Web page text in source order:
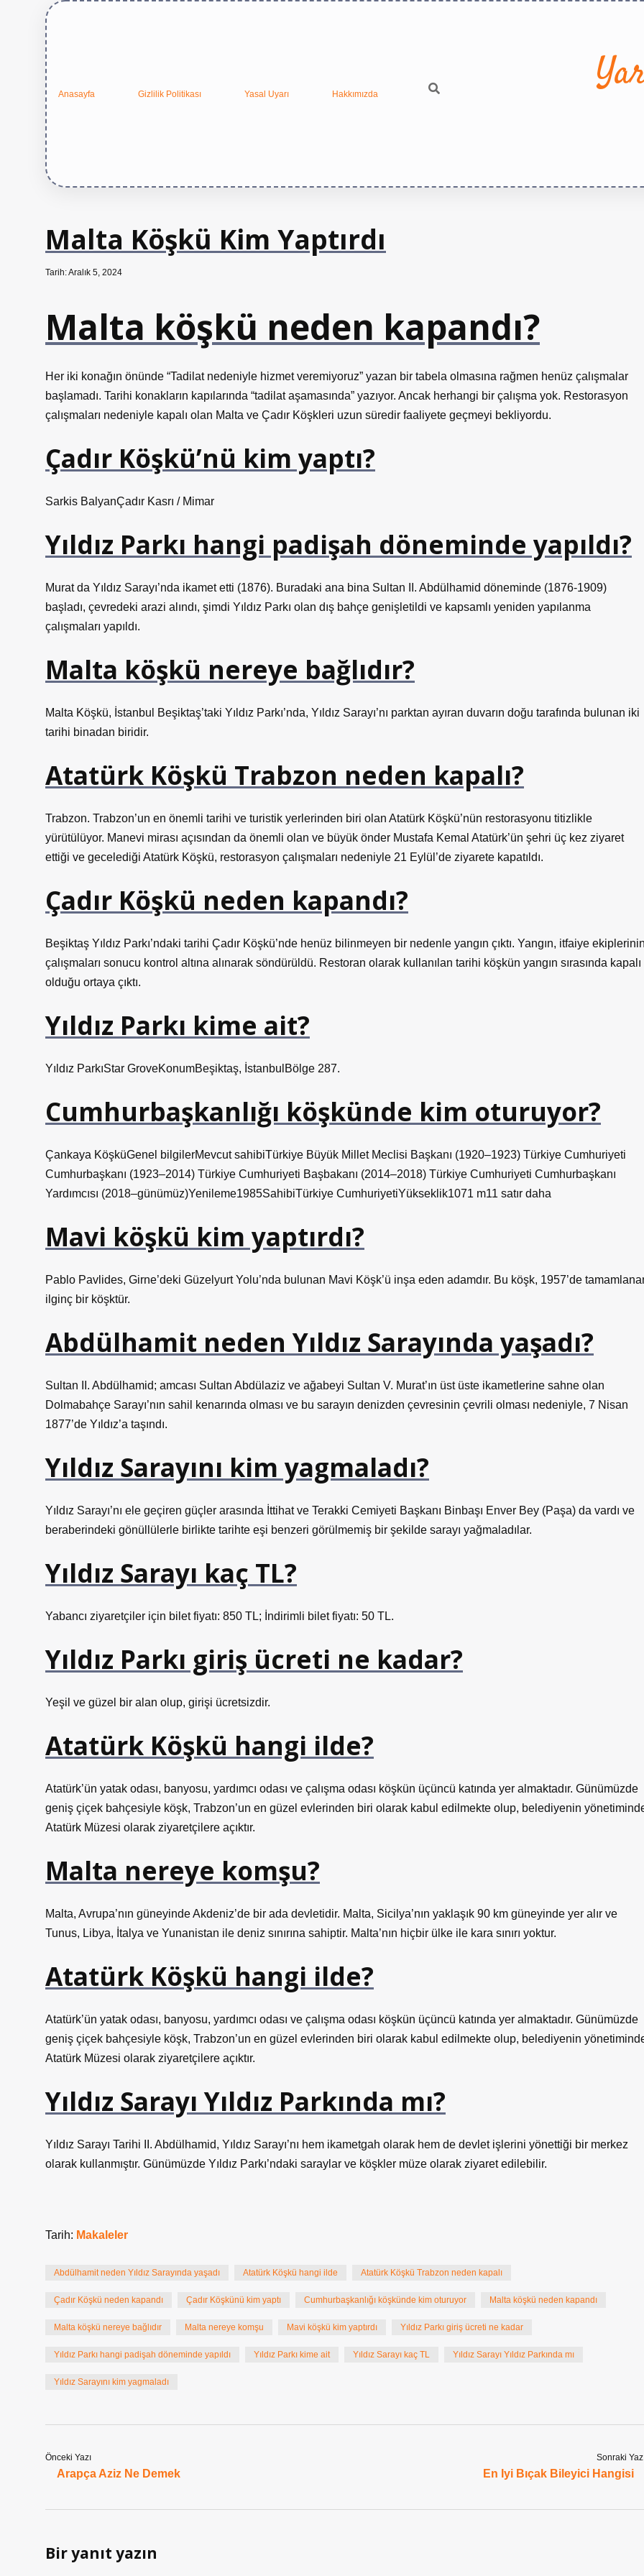
Anasayfa Gizlilik Politikası Yasal Uyarı Hakkımızda
Malta Köşkü Kim Yaptırdı
Tarih: Aralık 5, 2024
Malta köşkü neden kapandı?
Her iki konağın önünde “Tadilat nedeniyle hizmet veremiyoruz” yazan bir tabela olmasına rağmen henüz çalışmalar
başlamadı. Tarihi konakların kapılarında “tadilat aşamasında” yazıyor. Ancak herhangi bir çalışma yok. Restorasyon
çalışmaları nedeniyle kapalı olan Malta ve Çadır Köşkleri uzun süredir faaliyete geçmeyi bekliyordu.
Çadır Köşkü’nü kim yaptı?
Sarkis BalyanÇadır Kasrı / Mimar
Yıldız Parkı hangi padişah döneminde yapıldı?
Murat da Yıldız Sarayı’nda ikamet etti (1876). Buradaki ana bina Sultan II. Abdülhamid döneminde (1876-1909)
başladı, çevredeki arazi alındı, şimdi Yıldız Parkı olan dış bahçe genişletildi ve kapsamlı yeniden yapılanma
çalışmaları yapıldı.
Malta köşkü nereye bağlıdır?
Malta Köşkü, İstanbul Beşiktaş’taki Yıldız Parkı’nda, Yıldız Sarayı’nı parktan ayıran duvarın doğu tarafında bulunan iki
tarihi binadan biridir.
Atatürk Köşkü Trabzon neden kapalı?
Trabzon. Trabzon’un en önemli tarihi ve turistik yerlerinden biri olan Atatürk Köşkü’nün restorasyonu titizlikle
yürütülüyor. Manevi mirası açısından da önemli olan ve büyük önder Mustafa Kemal Atatürk’ün şehri üç kez ziyaret
ettiği ve gecelediği Atatürk Köşkü, restorasyon çalışmaları nedeniyle 21 Eylül’de ziyarete kapatıldı.
Çadır Köşkü neden kapandı?
Beşiktaş Yıldız Parkı’ndaki tarihi Çadır Köşkü’nde henüz bilinmeyen bir nedenle yangın çıktı. Yangın, itfaiye
çalışmaları sonucu kontrol altına alınarak söndürüldü. Restoran olarak kullanılan tarihi köşkün yangın sırasında kapalı
olduğu ortaya çıktı.
Yıldız Parkı kime ait?
Yıldız ParkıStar GroveKonumBeşiktaş, İstanbulBölge 287.
Cumhurbaşkanlığı köşkünde kim oturuyor?
Çankaya KöşküGenel bilgilerMevcut sahibiTürkiye Büyük Millet Meclisi Başkanı (1920–1923) Türkiye Cumhuriyeti
Cumhurbaşkanı (1923–2014) Türkiye Cumhuriyeti Başbakanı (2014–2018) Türkiye Cumhuriyeti Cumhurbaşkanı
Yardımcısı (2018–günümüz)Yenileme1985SahibiTürkiye CumhuriyetiYükseklik1071 m11 satır daha
Mavi köşkü kim yaptırdı?
Pablo Pavlides, Girne’deki Güzelyurt Yolu’nda bulunan Mavi Köşk’ü inşa eden adamdır. Bu köşk, 1957’de
ilginç bir köşktür.
Abdülhamit neden Yıldız Sarayında yaşadı?
Sultan II. Abdülhamid; amcası Sultan Abdülaziz ve ağabeyi Sultan V. Murat’ın üst üste ikametlerine sahne olan
Dolmabahçe Sarayı’nın sahil kenarında olması ve bu sarayın denizden çevresinin çevrili olması nedeniyle, 7 Nisan
1877’de Yıldız’a taşındı.
Yıldız Sarayını kim yagmaladı?
Yıldız Sarayı’nı ele geçiren güçler arasında İttihat ve Terakki Cemiyeti Başkanı Binbaşı Enver Bey (Paşa) da vardı ve
beraberindeki gönüllülerle birlikte tarihte eşi benzeri görülmemiş bir şekilde sarayı yağmaladılar.
Yıldız Sarayı kaç TL?
Yabancı ziyaretçiler için bilet fiyatı: 850 TL; İndirimli bilet fiyatı: 50 TL.
Yıldız Parkı giriş ücreti ne kadar?
Yeşil ve güzel bir alan olup, girişi ücretsizdir.
Atatürk Köşkü hangi ilde?
Atatürk’ün yatak odası, banyosu, yardımcı odası ve çalışma odası köşkün üçüncü katında yer almaktadır. Günümüzde
geniş çiçek bahçesiyle köşk, Trabzon’un en güzel evlerinden biri olarak kabul edilmekte olup, belediyenin
Atatürk Müzesi olarak ziyaretçilere açıktır.
Malta nereye komşu?
Malta, Avrupa’nın güneyinde Akdeniz’de bir ada devletidir. Malta, Sicilya’nın yaklaşık 90 km güneyinde yer alır ve
Tunus, Libya, İtalya ve Yunanistan ile deniz sınırına sahiptir. Malta’nın hiçbir ülke ile kara sınırı yoktur.
Atatürk Köşkü hangi ilde?
Atatürk’ün yatak odası, banyosu, yardımcı odası ve çalışma odası köşkün üçüncü katında yer almaktadır. Günümüzde
geniş çiçek bahçesiyle köşk, Trabzon’un en güzel evlerinden biri olarak kabul edilmekte olup, belediyenin
Atatürk Müzesi olarak ziyaretçilere açıktır.
Yıldız Sarayı Yıldız Parkında mı?
Yıldız Sarayı Tarihi II. Abdülhamid, Yıldız Sarayı’nı hem ikametgah olarak hem de devlet işlerini yönettiği bir merkez
olarak kullanmıştır. Günümüzde Yıldız Parkı’ndaki saraylar ve köşkler müze olarak ziyaret edilebilir.
Tarih: Makaleler
Abdülhamit neden Yıldız Sarayında yaşadı Atatürk Köşkü hangi ilde Atatürk Köşkü Trabzon neden kapalı
Çadır Köşkü neden kapandı Çadır Köşkünü kim yaptı Cumhurbaşkanlığı köşkünde kim oturuyor Malta köşkü neden kapandı
Malta köşkü nereye bağlıdır Malta nereye komşu Mavi köşkü kim yaptırdı Yıldız Parkı giriş ücreti ne kadar
Yıldız Parkı hangi padişah döneminde yapıldı Yıldız Parkı kime ait Yıldız Sarayı kaç TL Yıldız Sarayı Yıldız Parkında mı
Yıldız Sarayını kim yagmaladı
Önceki Yazı
Arapça Aziz Ne Demek
Sonraki
En Iyi Bıçak Bileyici Hangisi
Bir yanıt yazın